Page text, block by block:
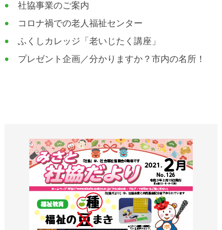
社協事業のご案内
コロナ禍での老人福祉センター
ふくしカレッジ「老いじたく講座」
プレゼント企画／分かりますか？市内の名所！